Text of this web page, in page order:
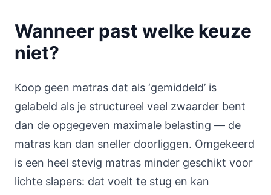
Wanneer past welke keuze
niet?
Koop geen matras dat als ‘gemiddeld’ is
gelabeld als je structureel veel zwaarder bent
dan de opgegeven maximale belasting — de
matras kan dan sneller doorliggen. Omgekeerd
is een heel stevig matras minder geschikt voor
lichte slapers: dat voelt te stug en kan